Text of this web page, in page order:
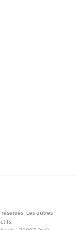
PROBLÈME ?
améliorer !
Les autres